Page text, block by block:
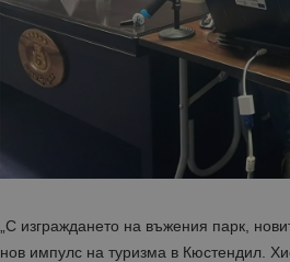
„С изграждането на въжения парк,
нов импулс на туризма в Кюстендил.
Строго
управление на
Име
Име